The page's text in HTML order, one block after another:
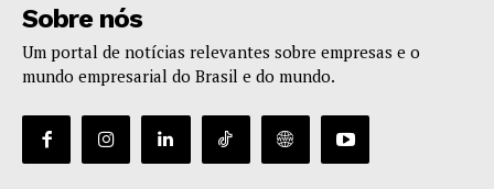
Sobre nós
Um portal de notícias relevantes sobre empresas e o
mundo empresarial do Brasil e do mundo.